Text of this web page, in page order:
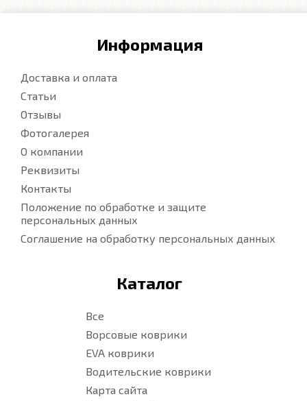
Информация
Доставка и оплата
Статьи
Отзывы
Фотогалерея
О компании
Реквизиты
Контакты
Положение по обработке и защите
персональных данных
Соглашение на обработку персональных данных
Каталог
Все
Ворсовые коврики
EVA коврики
Водительские коврики
Карта сайта